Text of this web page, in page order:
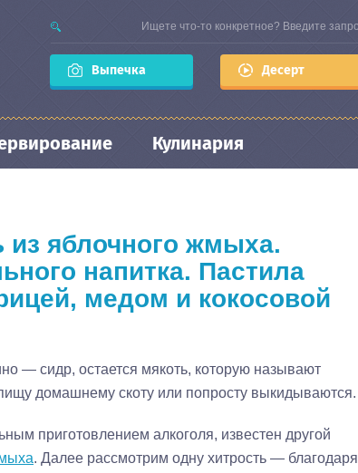
Выпечка Десерт
Кулинария
из яблочного жмыха.
напитка. Пастила
медом и кокосовой
— сидр, остается мякоть, которую называют
домашнему скоту или попросту выкидываются.
приготовлением алкоголя, известен другой
. Далее рассмотрим одну хитрость — благодаря